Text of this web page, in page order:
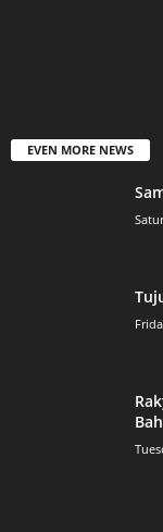
EVEN MORE NEWS